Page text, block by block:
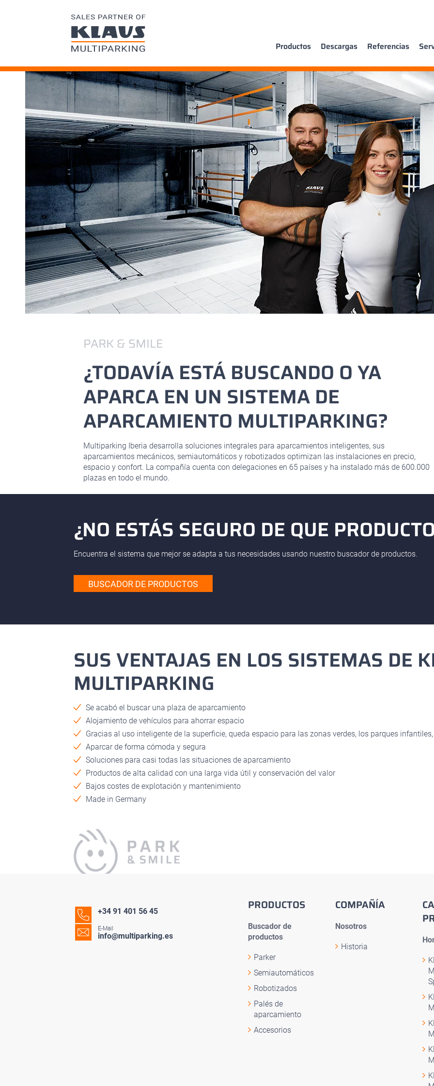
Productos Descargas Referencias
PARK & SMILE
¿TODAVÍA ESTÁ BUSCANDO O YA
APARCA EN UN SISTEMA DE
APARCAMIENTO MULTIPARKING?
Multiparking Iberia desarrolla soluciones integrales para aparcamientos inteligentes, sus
aparcamientos mecánicos, semiautomáticos y robotizados optimizan las instalaciones en precio,
espacio y confort. La compañía cuenta con delegaciones en 65 países y ha instalado más de 600.000
plazas en todo el mundo.
¿NO ESTÁS SEGURO DE QUE
Encuentra el sistema que mejor se adapta a tus necesidades usando nuestro buscador de productos.
BUSCADOR DE PRODUCTOS
SUS VENTAJAS EN LOS SISTEMAS DE
MULTIPARKING
Se acabó el buscar una plaza de aparcamiento
Alojamiento de vehículos para ahorrar espacio
Gracias al uso inteligente de la superficie, queda espacio para las zonas verdes, los parques infantiles,
Aparcar de forma cómoda y segura
Soluciones para casi todas las situaciones de aparcamiento
Productos de alta calidad con una larga vida útil y conservación del valor
Bajos costes de explotación y mantenimiento
Made in Germany
+34 91 401 56 45
E-Mail
info@multiparking.es
PRODUCTOS
Buscador de
productos
Parker
Semiautomáticos
Robotizados
Palés de
aparcamiento
Accesorios
COMPAÑÍA
Nosotros
Historia